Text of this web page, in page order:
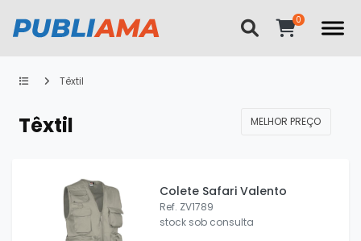
Têxtil
Têxtil MELHOR PREÇO
Colete Safari Valento
Ref. ZV1789
stock sob consulta